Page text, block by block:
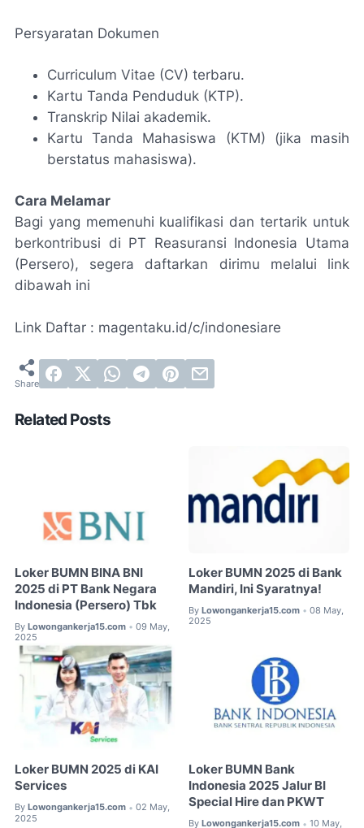
Persyaratan Dokumen
Curriculum Vitae (CV) terbaru.
Kartu Tanda Penduduk (KTP).
Transkrip Nilai akademik.
Kartu Tanda Mahasiswa (KTM) (jika masih
berstatus mahasiswa).
Cara Melamar
Bagi yang memenuhi kualifikasi dan tertarik untuk
berkontribusi di PT Reasuransi Indonesia Utama
(Persero), segera daftarkan dirimu melalui link
dibawah ini
Link Daftar : magentaku.id/c/indonesiare
Related Posts
Loker BUMN BINA BNI
2025 di PT Bank Negara
Indonesia (Persero) Tbk
By Lowongankerja15.com • 09 May,
2025
Loker BUMN 2025 di Bank
Mandiri, Ini Syaratnya!
By Lowongankerja15.com • 08 May,
2025
Loker BUMN 2025 di KAI
Services
By Lowongankerja15.com • 02 May,
2025
Loker BUMN Bank
Indonesia 2025 Jalur BI
Special Hire dan PKWT
By Lowongankerja15.com • 10 May,